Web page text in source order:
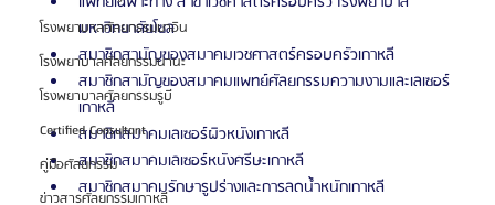
โรงพยาบาลศัลยกรรมมาอิน
โรงพยาบาลศัลยกรรมนานะ
โรงพยาบาลศัลยกรรมรูบี
Certified Consultant
คู่มือศัลยกรรม
ข่าวสารศัลยกรรมเกาหลี
มหาวิทยาลัยโซล
สมาชิกสามัญของสมาคมเวชศาสตร์ครอบครัวเกาหลี
สมาชิกสามัญของสมาคมแพทย์ศัลยกรรมความงามและเลเซอร์
เกาหลี
สมาชิกสมาคมเลเซอร์ผิวหนังเกาหลี
สมาชิกสมาคมเลเซอร์หนังศรีษะเกาหลี
สมาชิกสมาคมรักษารูปร่างและการลดน้ำหนักเกาหลี